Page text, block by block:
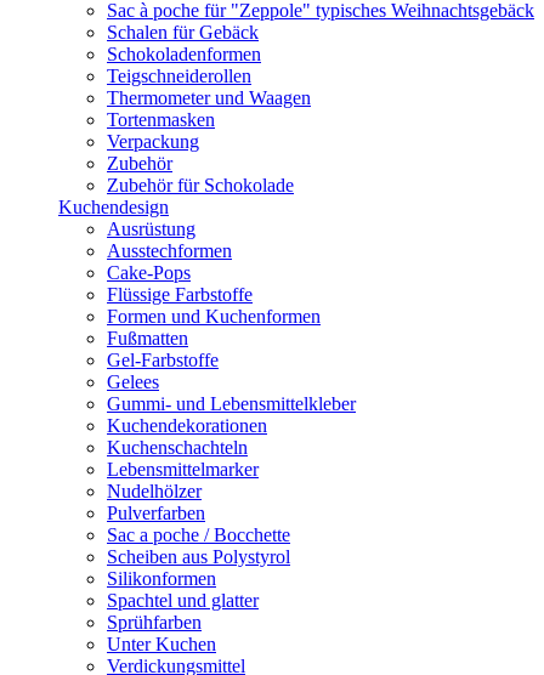
Sac à poche für "Zeppole" typisches Weihnachtsgebäck
Schalen für Gebäck
Schokoladenformen
Teigschneiderollen
Thermometer und Waagen
Tortenmasken
Verpackung
Zubehör
Zubehör für Schokolade
Kuchendesign
Ausrüstung
Ausstechformen
Cake-Pops
Flüssige Farbstoffe
Formen und Kuchenformen
Fußmatten
Gel-Farbstoffe
Gelees
Gummi- und Lebensmittelkleber
Kuchendekorationen
Kuchenschachteln
Lebensmittelmarker
Nudelhölzer
Pulverfarben
Sac a poche / Bocchette
Scheiben aus Polystyrol
Silikonformen
Spachtel und glatter
Sprühfarben
Unter Kuchen
Verdickungsmittel